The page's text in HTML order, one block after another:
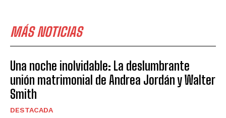
MÁS NOTICIAS
Una noche inolvidable: La deslumbrante
unión matrimonial de Andrea Jordán y Walter
Smith
DESTACADA